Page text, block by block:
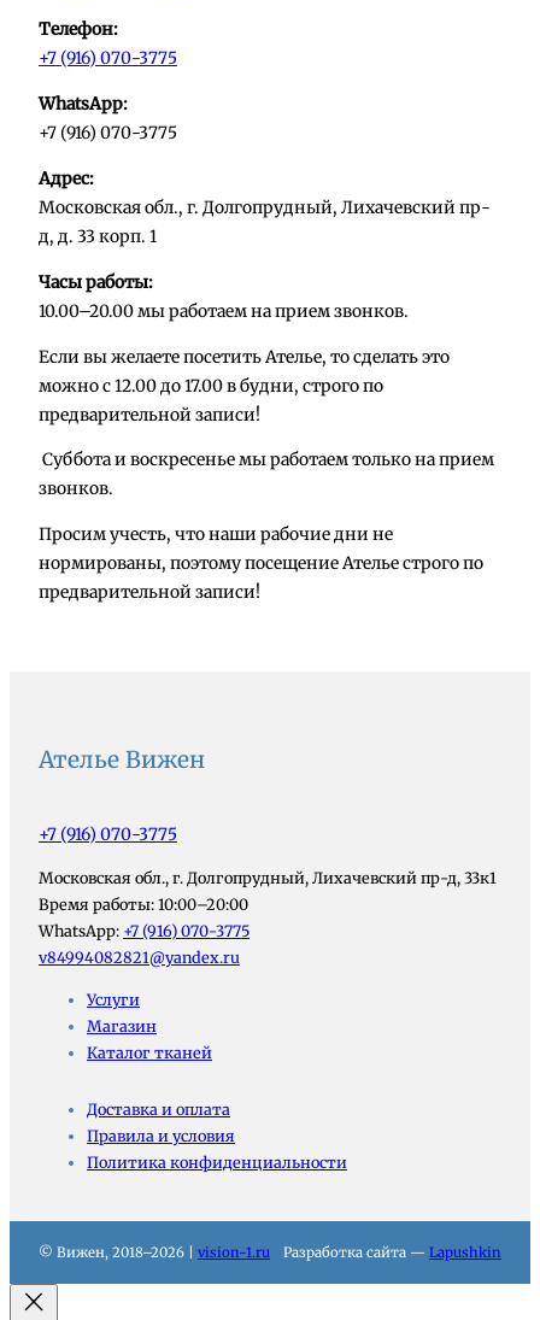
Телефон:
+7 (916) 070-3775
WhatsApp:
+7 (916) 070-3775
Адрес:
Московская обл., г. Долгопрудный, Лихачевский пр-
д, д. 33 корп. 1
Часы работы:
10.00–20.00 мы работаем на прием звонков.
Если вы желаете посетить Ателье, то сделать это
можно с 12.00 до 17.00 в будни, строго по
предварительной записи!
Суббота и воскресенье мы работаем только на прием
звонков.
Просим учесть, что наши рабочие дни не
нормированы, поэтому посещение Ателье строго по
предварительной записи!
Ателье Вижен
+7 (916) 070-3775
Московская обл., г. Долгопрудный, Лихачевский пр-д, 33к1
Время работы: 10:00–20:00
WhatsApp: +7 (916) 070-3775
v84994082821@yandex.ru
Услуги
Магазин
Каталог тканей
Доставка и оплата
Правила и условия
Политика конфиденциальности
© Вижен, 2018–2026 | vision-1.ru Разработка сайта — Lapushkin